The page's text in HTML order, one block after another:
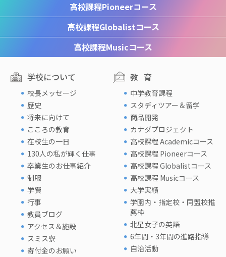
高校課程Pioneerコース
高校課程Globalistコース
高校課程Musicコース
学校について
校長メッセージ
歴史
将来に向けて
こころの教育
在校生の一日
130人の私が輝く仕事
卒業生のお仕事紹介
制服
学費
行事
教員ブログ
アクセス＆施設
スミス寮
寄付金のお願い
教育
中学教育課程
スタディツアー＆留学
商品開発
カナダプロジェクト
高校課程 Academicコース
高校課程 Pioneerコース
高校課程 Globalistコース
高校課程 Musicコース
大学実績
学園内・指定校・同盟校推
薦枠
北星女子の英語
6年間・3年間の進路指導
自治活動